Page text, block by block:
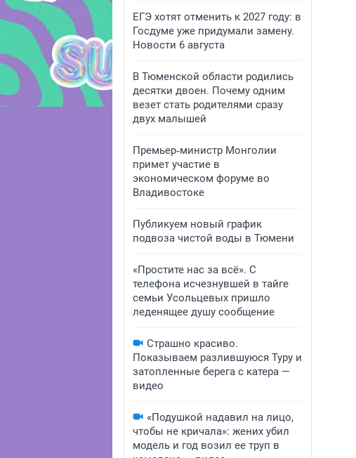
ЕГЭ хотят отменить к 2027 году: в
Госдуме уже придумали замену.
Новости 6 августа
В Тюменской области родились
десятки двоен. Почему одним
везет стать родителями сразу
двух малышей
Премьер‑министр Монголии
примет участие в
экономическом форуме во
Владивостоке
Публикуем новый график
подвоза чистой воды в Тюмени
«Простите нас за всё». С
телефона исчезнувшей в тайге
семьи Усольцевых пришло
леденящее душу сообщение
Страшно красиво.
Показываем разлившуюся Туру и
затопленные берега с катера —
видео
«Подушкой надавил на лицо,
чтобы не кричала»: жених убил
модель и год возил ее труп в